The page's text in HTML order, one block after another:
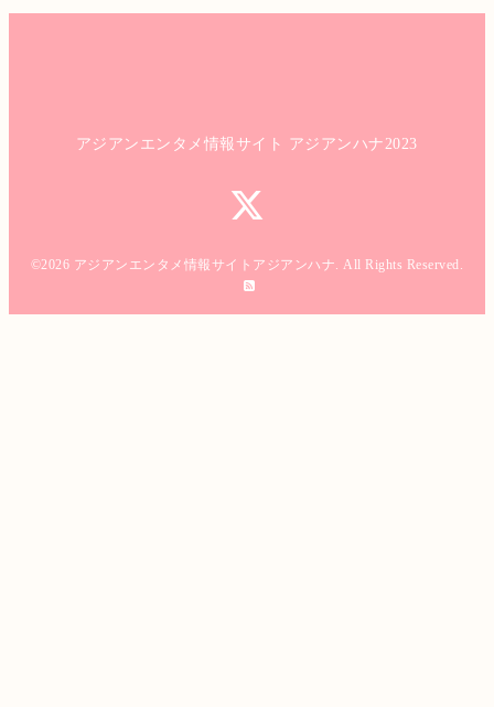
アジアンエンタメ情報サイト アジアンハナ2023
©2026 アジアンエンタメ情報サイトアジアンハナ. All Rights Reserved.